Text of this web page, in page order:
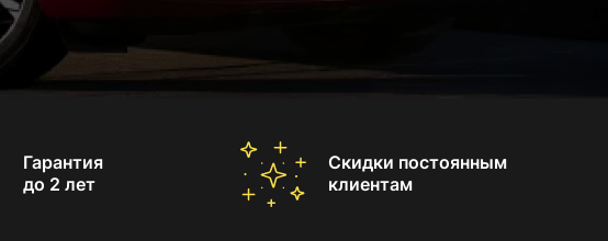
Гарантия
до 2 лет
Скидки постоянным
клиентам